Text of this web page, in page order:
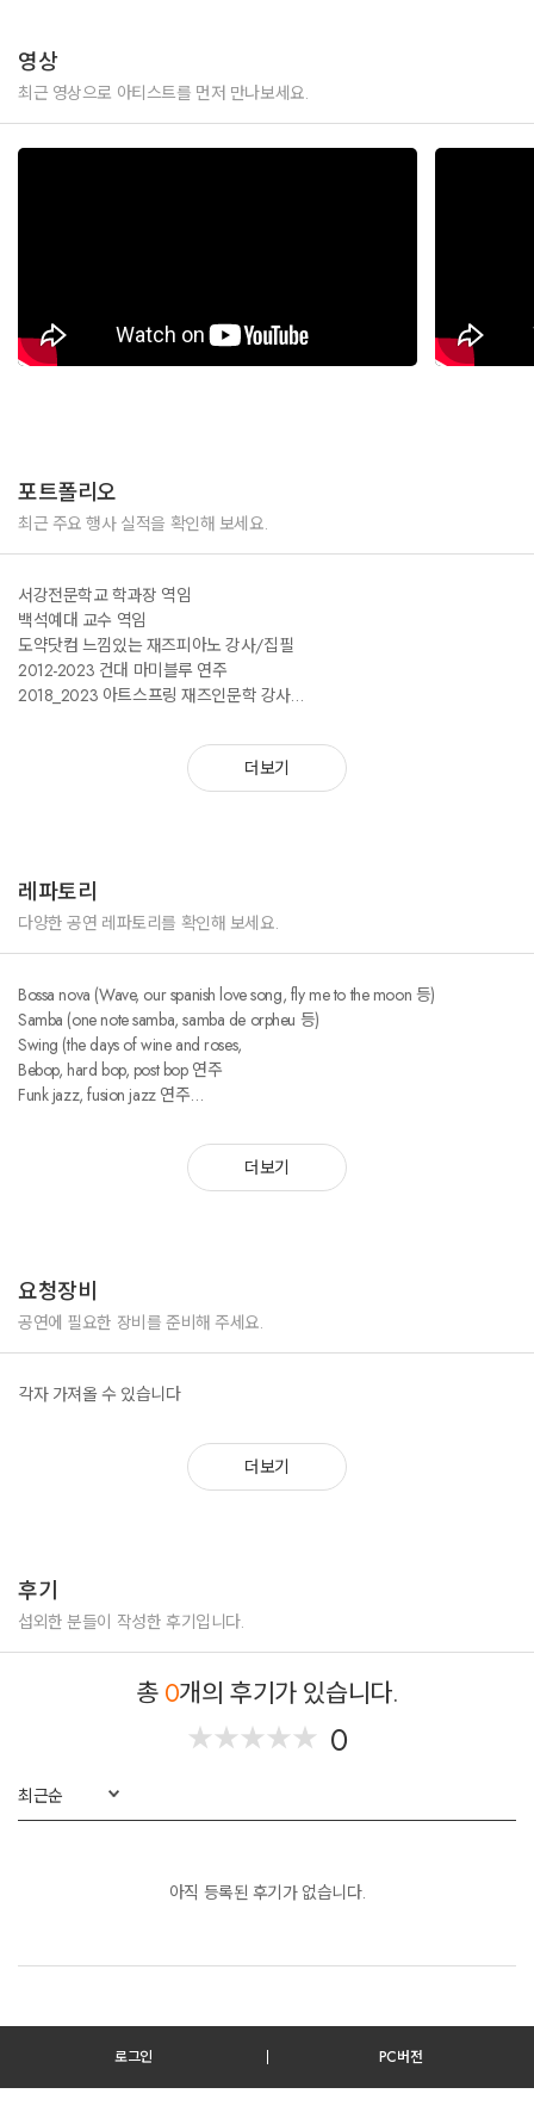
영상
최근 영상으로 아티스트를 먼저 만나보세요.
포트폴리오
최근 주요 행사 실적을 확인해 보세요.
서강전문학교 학과장 역임
백석예대 교수 역임
도약닷컴 느낌있는 재즈피아노 강사/집필
2012-2023 건대 마미블루 연주
2018_2023 아트스프링 재즈인문학 강사
더보기
레파토리
다양한 공연 레파토리를 확인해 보세요.
Bossa nova (Wave, our spanish love song, fly me to the moon 등)
Samba (one note samba, samba de orpheu 등)
Swing (the days of wine and roses,
Bebop, hard bop, post bop 연주
Funk jazz, fusion jazz 연주
더보기
요청장비
공연에 필요한 장비를 준비해 주세요.
각자 가져올 수 있습니다
더보기
후기
섭외한 분들이 작성한 후기입니다.
총 0개의 후기가 있습니다.
★★★★★
★★★★★ 0
최근순
아직 등록된 후기가 없습니다.
로그인 PC버전